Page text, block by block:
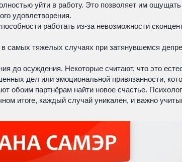
уйти в работу. Это позволяет им
удовлетворения.
работать из-за невозможности
тяжелых случаях при затянувшемся
осуждения. Некоторые считают, что это
дел или эмоциональной привязанности,
обоим партнёрам найти новое счастье.
итоге, каждый случай уникален, и важно